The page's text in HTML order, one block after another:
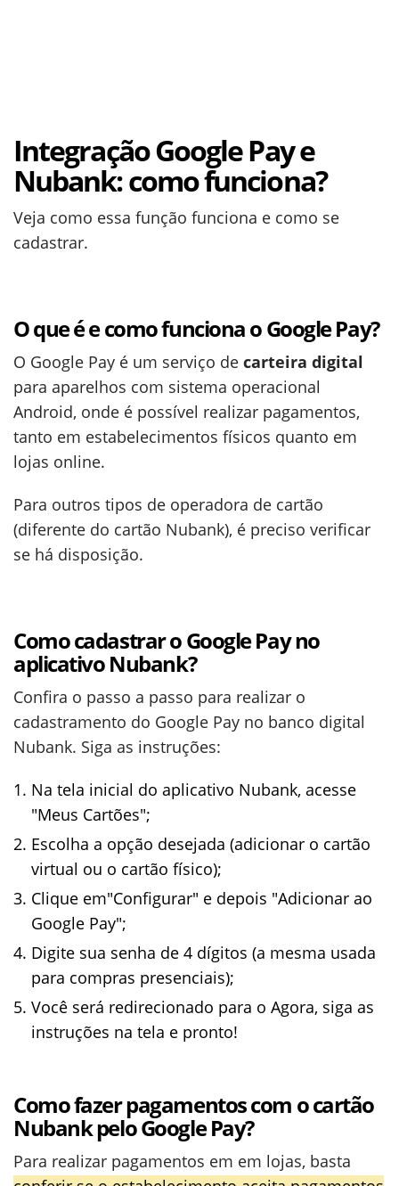
Integração Google Pay e
Nubank: como funciona?
Veja como essa função funciona e como se
cadastrar.
O que é e como funciona o Google Pay?
O Google Pay é um serviço de carteira digital
para aparelhos com sistema operacional
Android, onde é possível realizar pagamentos,
tanto em estabelecimentos físicos quanto em
lojas online.
Para outros tipos de operadora de cartão
(diferente do cartão Nubank), é preciso verificar
se há disposição.
Como cadastrar o Google Pay no
aplicativo Nubank?
Confira o passo a passo para realizar o
cadastramento do Google Pay no banco digital
Nubank. Siga as instruções:
Na tela inicial do aplicativo Nubank, acesse
"Meus Cartões";
Escolha a opção desejada (adicionar o cartão
virtual ou o cartão físico);
Clique em"Configurar" e depois "Adicionar ao
Google Pay";
Digite sua senha de 4 dígitos (a mesma usada
para compras presenciais);
Você será redirecionado para o Agora, siga as
instruções na tela e pronto!
Como fazer pagamentos com o cartão
Nubank pelo Google Pay?
Para realizar pagamentos em em lojas, basta